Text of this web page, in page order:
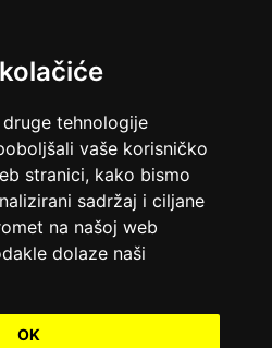
tehnologije
vaše korisničko
stranici, kako bismo
sadržaj i ciljane
na našoj web
dolaze naši
OK